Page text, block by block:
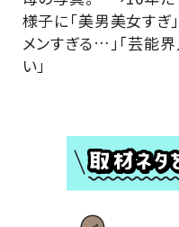
様子に「美男美女すぎ
メンすぎる…」「芸能
い」